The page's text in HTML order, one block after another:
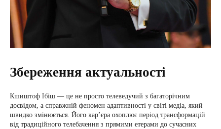
Збереження актуальності
Кшиштоф Ібіш — це не просто телеведучий з багаторічним
досвідом, а справжній феномен адаптивності у світі медіа, який
швидко змінюється. Його кар’єра охоплює період трансформацій
від традиційного телебачення з прямими етерами до сучасних